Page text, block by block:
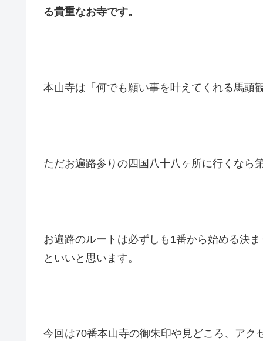
る貴重なお寺です。
本山寺は「何でも願い事を叶えてくれる馬頭
ただお遍路参りの四国八十八ヶ所に行くなら
お遍路のルートは必ずしも1番から始める決
といいと思います。
今回は70番本山寺の御朱印や見どころ、アク